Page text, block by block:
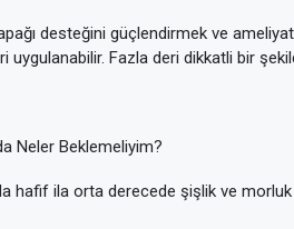
desteğini güçlendirmek ve
uygulanabilir. Fazla deri dikkatli bir
Neler Beklemeliyim?
hafif ila orta derecede şişlik ve